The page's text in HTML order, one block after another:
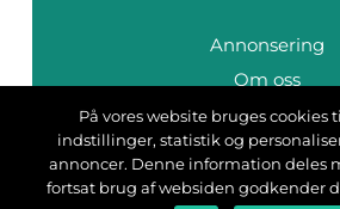
Annonsering
Om oss
Cookies
Kontakta oss
Sitemap
På vores website bruges cookies
indstillinger, statistik og
annoncer. Denne information deles
fortsat brug af websiden godkender